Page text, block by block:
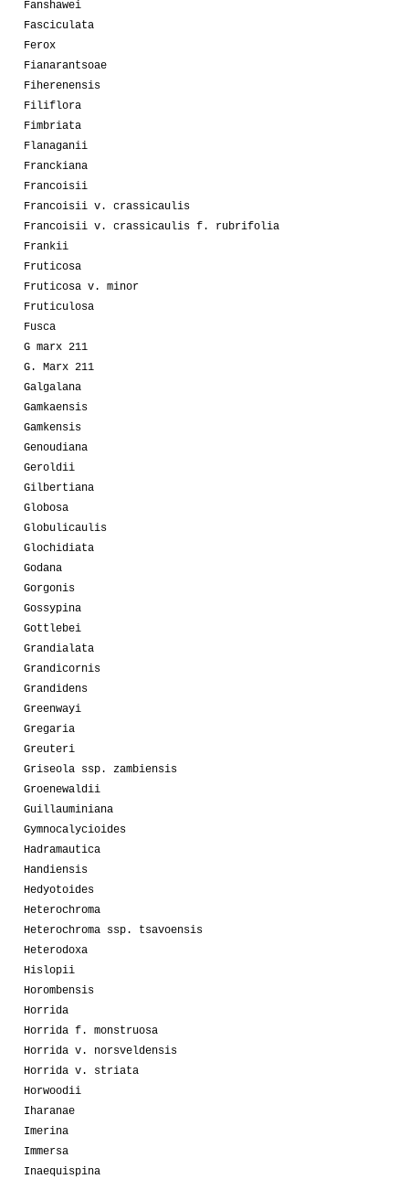
Fanshawei
Fasciculata
Ferox
Fianarantsoae
Fiherenensis
Filiflora
Fimbriata
Flanaganii
Franckiana
Francoisii
Francoisii v. crassicaulis
Francoisii v. crassicaulis f. rubrifolia
Frankii
Fruticosa
Fruticosa v. minor
Fruticulosa
Fusca
G marx 211
G. Marx 211
Galgalana
Gamkaensis
Gamkensis
Genoudiana
Geroldii
Gilbertiana
Globosa
Globulicaulis
Glochidiata
Godana
Gorgonis
Gossypina
Gottlebei
Grandialata
Grandicornis
Grandidens
Greenwayi
Gregaria
Greuteri
Griseola ssp. zambiensis
Groenewaldii
Guillauminiana
Gymnocalycioides
Hadramautica
Handiensis
Hedyotoides
Heterochroma
Heterochroma ssp. tsavoensis
Heterodoxa
Hislopii
Horombensis
Horrida
Horrida f. monstruosa
Horrida v. norsveldensis
Horrida v. striata
Horwoodii
Iharanae
Imerina
Immersa
Inaequispina